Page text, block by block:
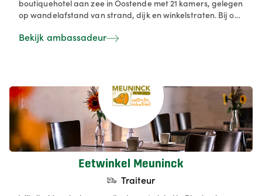
boutiquehotel aan zee in Oostende met 21 kamers, gelegen
op wandelafstand van strand, dijk en winkelstraten. Bij ons
met verse streekproducten, en een gezellige lounge/bar
ben je in goede handen.
Bekijk ambassadeur
Eetwinkel Meuninck
Traiteur